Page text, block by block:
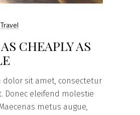
Travel
CHEAPLY AS
dolor sit amet, consectetur
Donec eleifend molestie
metus augue,